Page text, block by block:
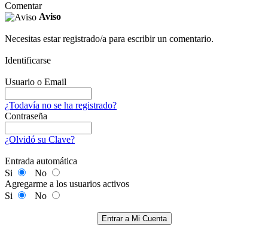
Comentar
Aviso
Necesitas estar registrado/a para escribir un comentario.
Identificarse
Usuario o Email
¿Todavía no se ha registrado?
Contraseña
¿Olvidó su Clave?
Entrada automática
Si
No
Agregarme a los usuarios activos
Si
No
Entrar a Mi Cuenta